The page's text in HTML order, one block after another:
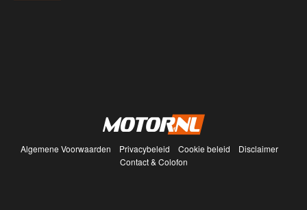
Algemene Voorwaarden Privacybeleid Cookie beleid
Disclaimer
Contact & Colofon